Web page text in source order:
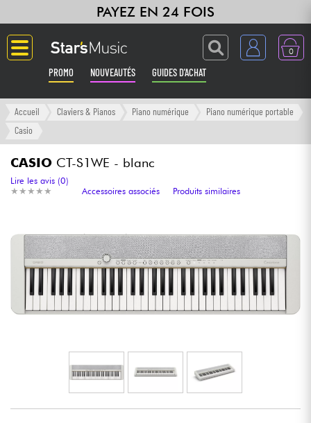
PAYEZ EN 24 FOIS
0
PROMO NOUVEAUTÉS GUIDES D'ACHAT
Langue
Amplis & Effets
Synthés & Sampleurs
Home Studio
Accueil Claviers & Pianos Piano numérique
Piano numérique portable
Casio
CASIO CT-S1WE - blanc
★ ★ ★ ★ ★
★ ★ ★ ★ ★
Lire les avis (0)
Accessoires associés
Produits similaires